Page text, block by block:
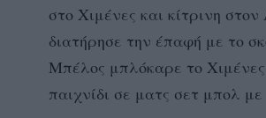
στο Χιμένες και κίτρινη
διατήρησε την έπαφή με το
Μπέλος μπλόκαρε το
παιχνίδι σε ματς σετ μπολ